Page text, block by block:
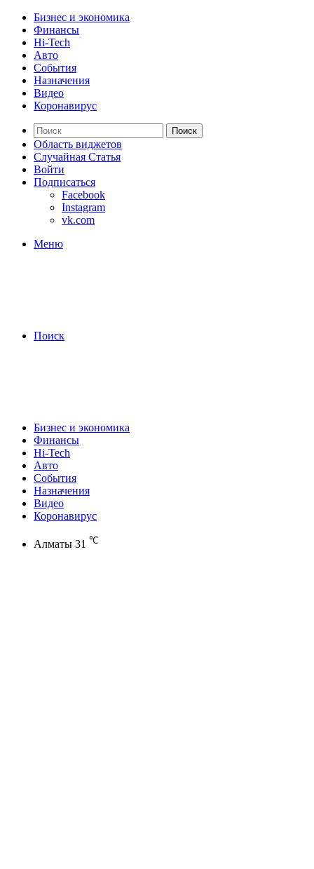
Бизнес и экономика
Финансы
Hi-Tech
Авто
События
Назначения
Видео
Коронавирус
Поиск
Область виджетов
Случайная Статья
Войти
Подписаться
Facebook
Instagram
vk.com
Меню
Поиск
Бизнес и экономика
Финансы
Hi-Tech
Авто
События
Назначения
Видео
Коронавирус
Алматы 31 ℃